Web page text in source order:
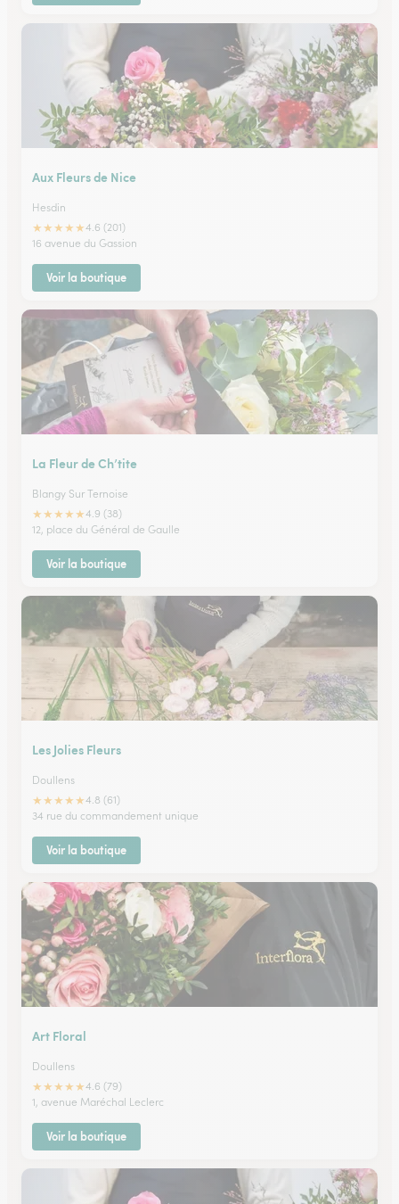
Aux Fleurs de Nice
Hesdin
★★★★★4.6 (201)
16 avenue du Gassion
Voir la boutique
La Fleur de Ch’tite
Blangy Sur Ternoise
★★★★★4.9 (38)
12, place du Général de Gaulle
Voir la boutique
Les Jolies Fleurs
Doullens
★★★★★4.8 (61)
34 rue du commandement unique
Voir la boutique
Art Floral
Doullens
★★★★★4.6 (79)
1, avenue Maréchal Leclerc
Voir la boutique